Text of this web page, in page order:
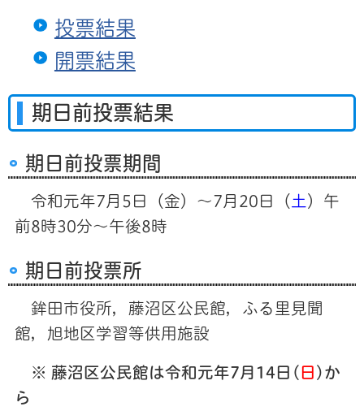
投票結果
開票結果
期日前投票結果
期日前投票期間
令和元年7月5日（金）～7月20日（ 土 ）午
前8時30分～午後8時
期日前投票所
鉾田市役所，藤沼区公民館，ふる里見聞
館，旭地区学習等供用施設
※ 藤沼区公民館は令和元年7月14日( 日 )か
ら